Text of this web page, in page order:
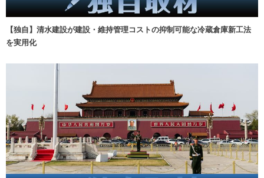
【独自】清水建設が建設・維持管理コストの抑制可能な冷蔵倉庫新工法
を実用化